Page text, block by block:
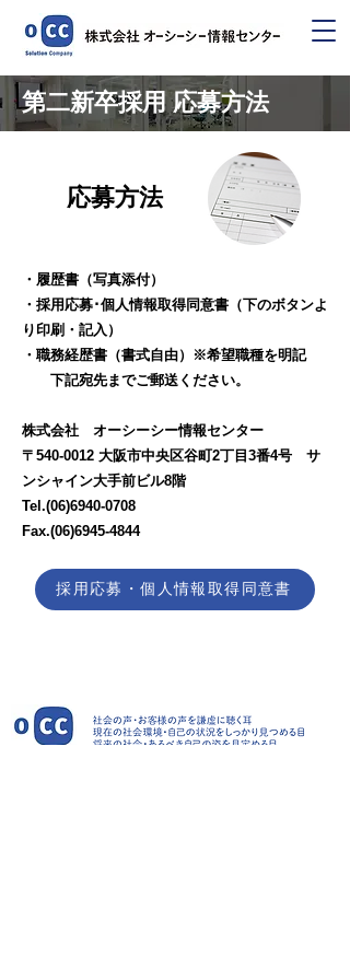
第二新卒採用 応募方法
応募方法
・履歴書（写真添付）
・採用応募･個人情報取得同意書（下のボタンよ
り印刷・記入 ）
・職務経歴書（書式自由）
※希望職種を明記
下記宛先までご郵送ください。
株式会社 オーシーシー情報センター
〒540-0012 大阪市中央区谷町2丁目3番4号 サ
ンシャイン大手前ビル8階
Tel.(06)6940-0708
Fax.(06)6945-4844
採用応募・個人情報取得同意書